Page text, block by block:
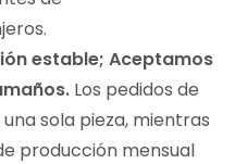
estable; Aceptamos
Los pedidos de
sola pieza, mientras
producción mensual